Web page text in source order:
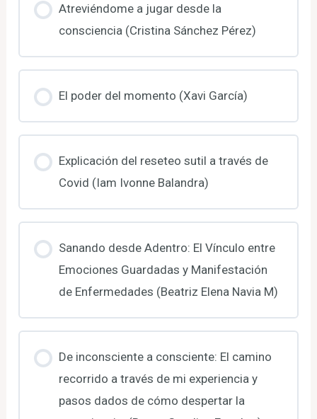
Atreviéndome a jugar desde la
consciencia (Cristina Sánchez Pérez)
El poder del momento (Xavi García)
Explicación del reseteo sutil a través de
Covid (Iam Ivonne Balandra)
Sanando desde Adentro: El Vínculo entre
Emociones Guardadas y Manifestación
de Enfermedades (Beatriz Elena Navia M)
De inconsciente a consciente: El camino
recorrido a través de mi experiencia y
pasos dados de cómo despertar la